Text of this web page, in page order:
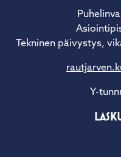
Tekninen päivystys,
Y-